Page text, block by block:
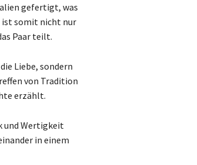
gefertigt, was
ist somit nicht nur
Paar teilt.
Liebe, sondern
von Tradition
erzählt.
und Wertigkeit
in einem